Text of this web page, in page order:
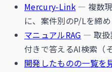
Mercury-Link — 複数
に、案件別のP/Lを締
マニュアルRAG — 取扱
付きで答えるAI検索（
開発したものの一覧を